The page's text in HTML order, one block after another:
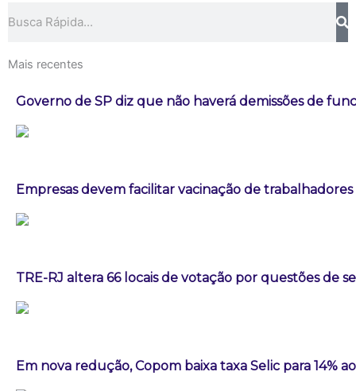
Mais recentes
Governo de SP diz que não haverá demissões de
Empresas devem facilitar vacinação de
TRE-RJ altera 66 locais de votação por questões de
Em nova redução, Copom baixa taxa Selic para 14%